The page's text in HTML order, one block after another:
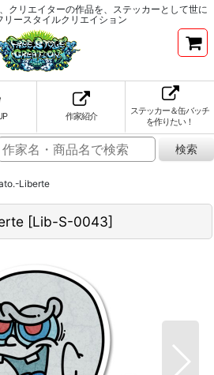
クリエイターの作品を、ステッカーとして世に
リースタイルクリエイション
作家紹介
ステッカー＆缶バッチ
を作りたい！
Liberte
[Lib-S-0043]